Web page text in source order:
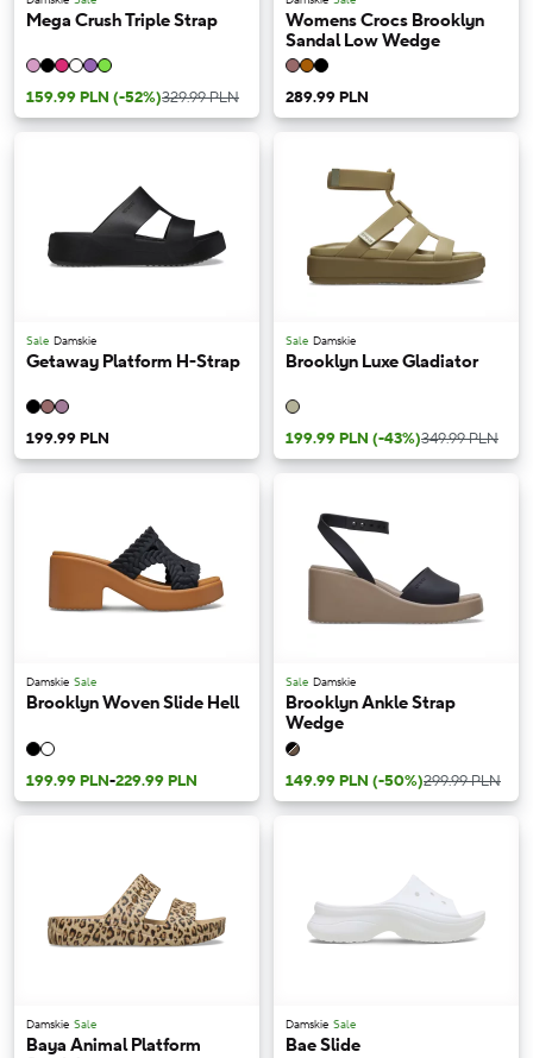
Mega Crush Triple Strap
159.99 PLN (-52%)329.99 PLN
Womens Crocs Brooklyn
Sandal Low Wedge
289.99 PLN
Sale Damskie
Getaway Platform H-Strap
199.99 PLN
Sale Damskie
Brooklyn Luxe Gladiator
199.99 PLN (-43%)349.99 PLN
Damskie Sale
Brooklyn Woven Slide Hell
199.99 PLN-229.99 PLN
Sale Damskie
Brooklyn Ankle Strap
Wedge
149.99 PLN (-50%)299.99 PLN
Damskie Sale
Baya Animal Platform
Damskie Sale
Bae Slide